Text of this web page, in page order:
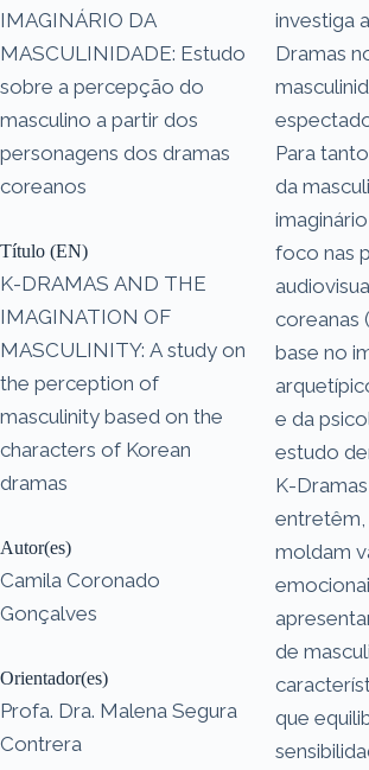
IMAGINÁRIO DA
MASCULINIDADE: Estudo
sobre a percepção do
masculino a partir dos
personagens dos dramas
coreanos
Título (EN)
K-DRAMAS AND THE
IMAGINATION OF
MASCULINITY: A study on
the perception of
masculinity based on the
characters of Korean
dramas
Autor(es)
Camila Coronado
Gonçalves
Orientador(es)
Profa. Dra. Malena Segura
Contrera
investiga
Dramas
Para
da
foco nas
coreanas
base no
e da
estudo
K-
entretêm,
moldam
de
que